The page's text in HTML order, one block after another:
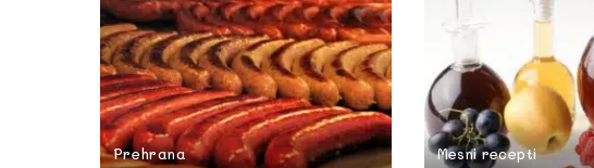
Prehrana Mesni recepti